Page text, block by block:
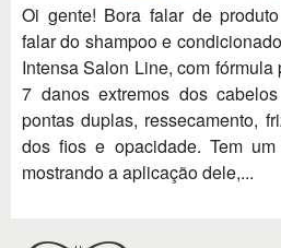
Oi gente! Bora falar de
falar do shampoo e
Intensa Salon Line, com
7 danos extremos dos
pontas duplas, ressecamento,
dos fios e opacidade. Tem
mostrando a aplicação dele,...